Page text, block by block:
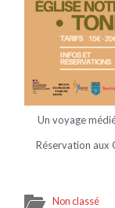
Un voyage
Réservation aux
Non classé